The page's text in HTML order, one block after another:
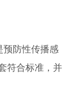
预防性传播感
符合标准，并